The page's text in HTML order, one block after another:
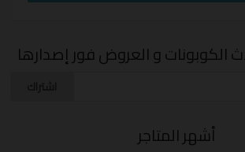
الكوبونات و العروض فور إصدارها
أشهر المتاجر